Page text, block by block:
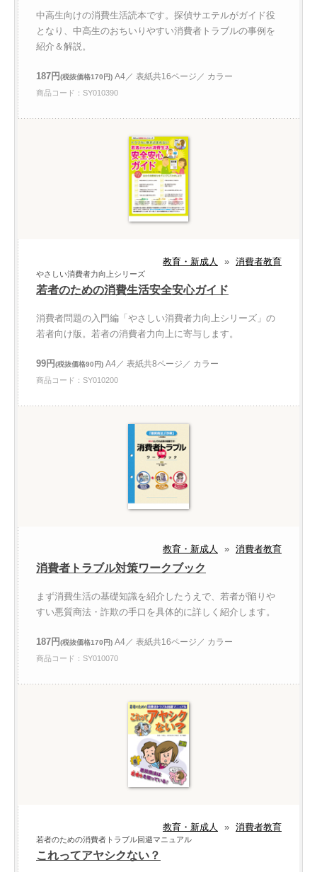
中高生向けの消費生活読本です。探偵サエテルがガイド役
となり、中高生のおちいりやすい消費者トラブルの事例を
紹介＆解説。
187円(税抜価格170円) A4／ 表紙共16ページ／ カラー
商品コード：SY010390
教育・新成人 » 消費者教育
やさしい消費者力向上シリーズ
若者のための消費生活安全安心ガイド
消費者問題の入門編「やさしい消費者力向上シリーズ」の
若者向け版。若者の消費者力向上に寄与します。
99円(税抜価格90円) A4／ 表紙共8ページ／ カラー
商品コード：SY010200
教育・新成人 » 消費者教育
消費者トラブル対策ワークブック
まず消費生活の基礎知識を紹介したうえで、若者が陥りや
すい悪質商法・詐欺の手口を具体的に詳しく紹介します。
187円(税抜価格170円) A4／ 表紙共16ページ／ カラー
商品コード：SY010070
教育・新成人 » 消費者教育
若者のための消費者トラブル回避マニュアル
これってアヤシクない？